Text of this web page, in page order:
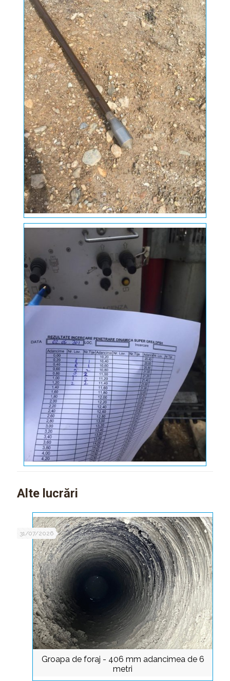
Alte lucrări
Groapa de foraj - 406 mm adancimea de 6
metri
31/07/2026